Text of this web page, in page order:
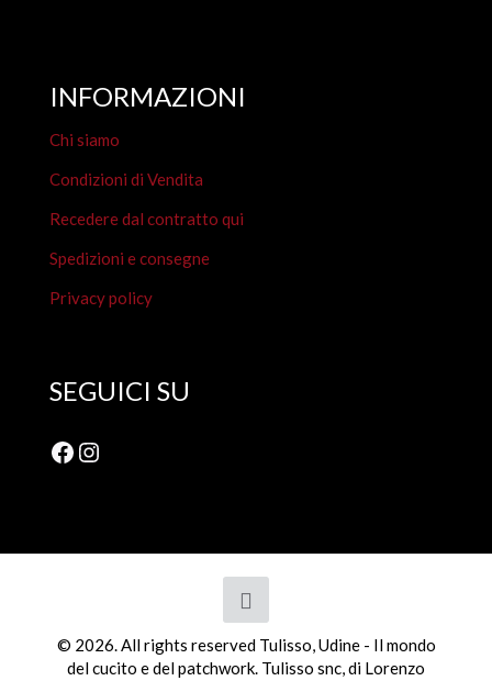
INFORMAZIONI
Chi siamo
Condizioni di Vendita
Recedere dal contratto qui
Spedizioni e consegne
Privacy policy
SEGUICI SU
Facebook
Instagram
© 2026. All rights reserved Tulisso, Udine - Il mondo
del cucito e del patchwork. Tulisso snc, di Lorenzo